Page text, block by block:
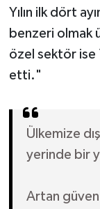
Yılın ilk dört
benzeri olmak
özel sektör ise
etti."
Ülkemize
yerinde bir
Artan